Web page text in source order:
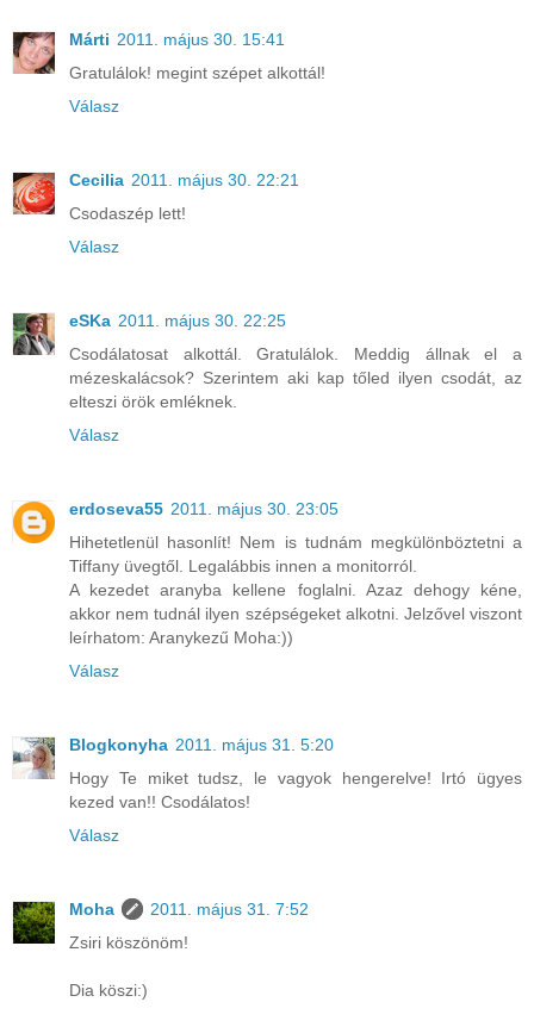
Márti 2011. május 30. 15:41
Gratulálok! megint szépet alkottál!
Válasz
Cecilia 2011. május 30. 22:21
Csodaszép lett!
Válasz
eSKa 2011. május 30. 22:25
Csodálatosat alkottál. Gratulálok. Meddig állnak el a
mézeskalácsok? Szerintem aki kap tőled ilyen csodát, az
elteszi örök emléknek.
Válasz
erdoseva55 2011. május 30. 23:05
Hihetetlenül hasonlít! Nem is tudnám megkülönböztetni a
Tiffany üvegtől. Legalábbis innen a monitorról.
A kezedet aranyba kellene foglalni. Azaz dehogy kéne,
akkor nem tudnál ilyen szépségeket alkotni. Jelzővel viszont
leírhatom: Aranykezű Moha:))
Válasz
Blogkonyha 2011. május 31. 5:20
Hogy Te miket tudsz, le vagyok hengerelve! Irtó ügyes
kezed van!! Csodálatos!
Válasz
Moha
2011. május 31. 7:52
Zsiri köszönöm!
Dia köszi:)